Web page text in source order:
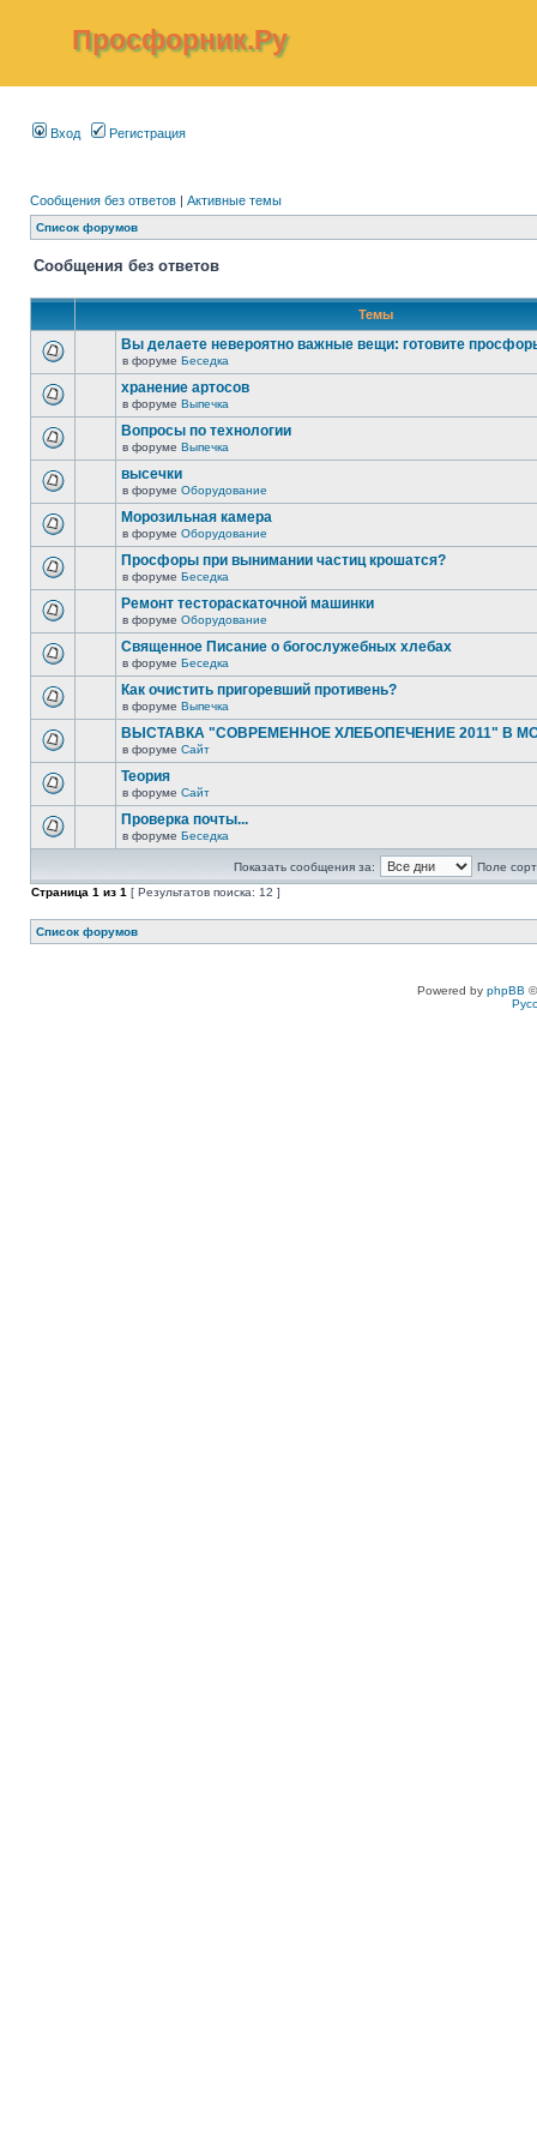
Просфорник.Ру
Вход Регистрация
Сообщения без ответов | Активные темы
Список форумов
Сообщения без ответов
Темы
Вы делаете невероятно важные вещи: готовите
в форуме Беседка
хранение артосов
в форуме Выпечка
Вопросы по технологии
в форуме Выпечка
высечки
в форуме Оборудование
Морозильная камера
в форуме Оборудование
Просфоры при вынимании частиц крошатся?
в форуме Беседка
Ремонт тестораскаточной машинки
в форуме Оборудование
Священное Писание о богослужебных хлебах
в форуме Беседка
Как очистить пригоревший противень?
в форуме Выпечка
ВЫСТАВКА "СОВРЕМЕННОЕ ХЛЕБОПЕЧЕНИЕ 2011" В
в форуме Сайт
Теория
в форуме Сайт
Проверка почты...
в форуме Беседка
Показать сообщения за:
Поле
Страница 1 из 1 [ Результатов поиска: 12 ]
Список форумов
Powered by phpBB